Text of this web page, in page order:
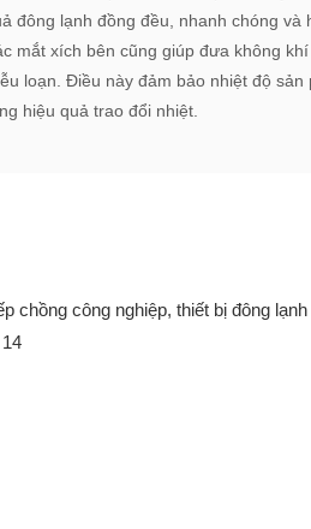
đông lạnh đồng đều, nhanh chóng và
mắt xích bên cũng giúp đưa không
loạn. Điều này đảm bảo nhiệt độ sản
hiệu quả trao đổi nhiệt.